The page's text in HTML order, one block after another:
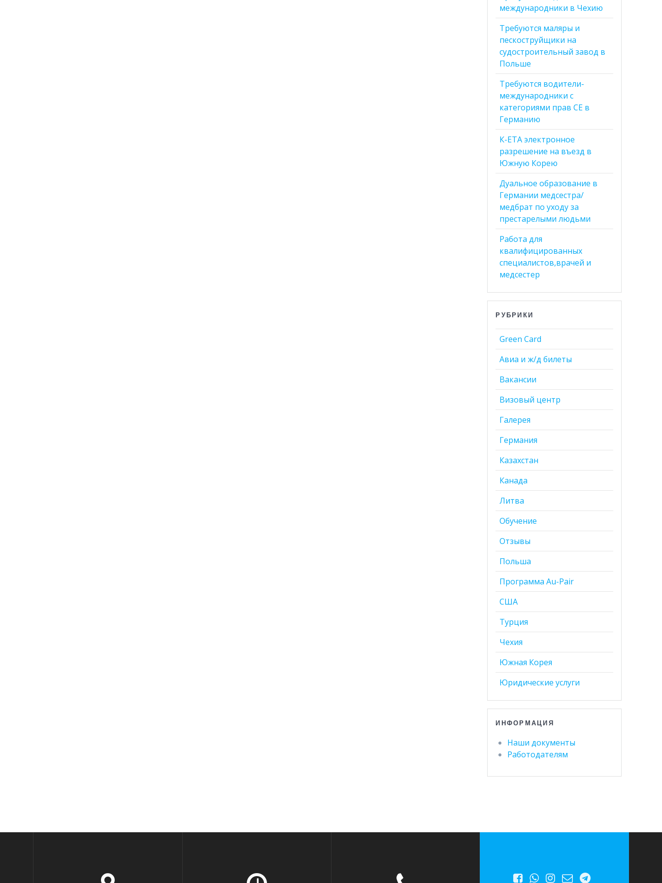
международники в Чехию
Требуются маляры и
пескоструйщики на
судостроительный завод в
Польше
Требуются водители-
международники с
категориями прав CE в
Германию
К-ЕТА электронное
разрешение на въезд в
Южную Корею
Дуальное образование в
Германии медсестра/
медбрат по уходу за
престарелыми людьми
Работа для
квалифицированных
специалистов,врачей и
медсестер
РУБРИКИ
Green Card
Авиа и ж/д билеты
Вакансии
Визовый центр
Галерея
Германия
Казахстан
Канада
Литва
Обучение
Отзывы
Польша
Программа Au-Pair
США
Турция
Чехия
Южная Корея
Юридические услуги
ИНФОРМАЦИЯ
Наши документы
Работодателям